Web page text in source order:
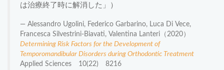
は治療終了時に解消した」）
Alessandro Ugolini, Federico Garbarino, Luca Di Vece,
Francesca Silvestrini-Biavati, Valentina Lanteri（2020）
Determining Risk Factors for the Development of
Temporomandibular Disorders during Orthodontic Treatment
Applied Sciences 10(22) 8216